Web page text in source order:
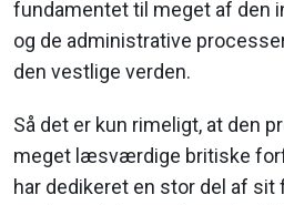
fundamentet til meget af den
og de administrative
den vestlige verden.
Så det er kun rimeligt, at den
meget læsværdige britiske
har dedikeret en stor del af